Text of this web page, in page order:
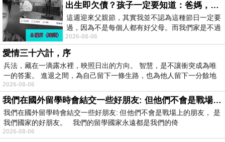
出生即欠債？孩子一定要知道：爸媽，其實我不欠你們
這週迎來父親節，其實我並不認為這種節日一定要
過，因為不是每個人都有好父母。而我們家是不過
節的，平時也沒什麼儀式感，生活趨近冷
2026-08-06
愛情三十六計，序
兵法，藏在一滴露水裡，映照日出的方向。 智慧，是不讓衝突成為唯
一的答案。 進退之間，為自己留下一條生路，也為他人留下一分餘地
2026-08-06
我們在國外留學時會結交一些好朋友: 但他們不會是戰場上的朋友
我們在國外留學時會結交一些好朋友: 但他們不會是戰場上的朋友， 是
我們國家的好朋友。 我們的留學國家永遠都是我們的倚
2026-08-06